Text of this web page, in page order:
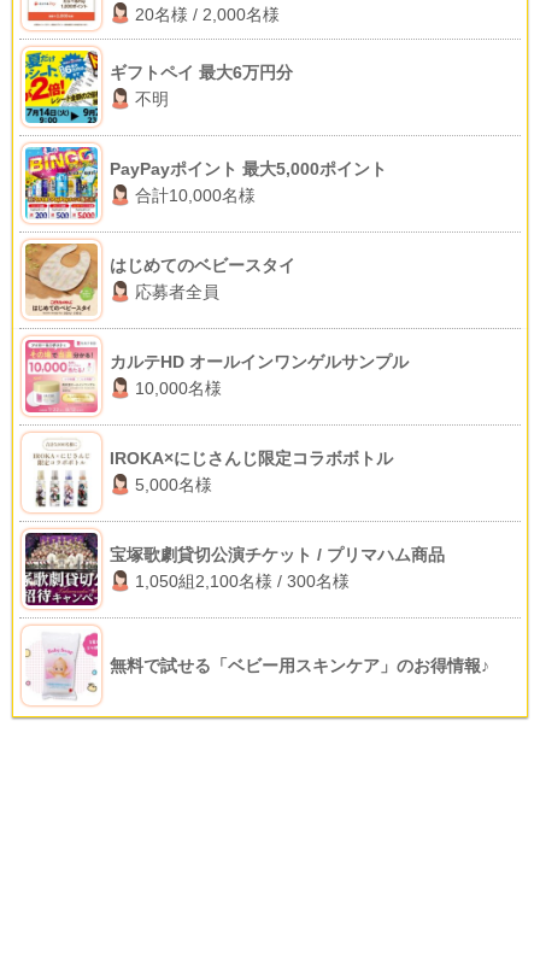
20名様 / 2,000名様
ギフトペイ 最大6万円分
不明
PayPayポイント 最大5,000ポイント
合計10,000名様
はじめてのベビースタイ
応募者全員
カルテHD オールインワンゲルサンプル
10,000名様
IROKA×にじさんじ限定コラボボトル
5,000名様
宝塚歌劇貸切公演チケット / プリマハム商品
1,050組2,100名様 / 300名様
無料で試せる「ベビー用スキンケア」のお得情報♪